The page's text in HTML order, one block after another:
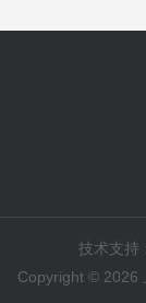
技术支持
Copyright © 2026